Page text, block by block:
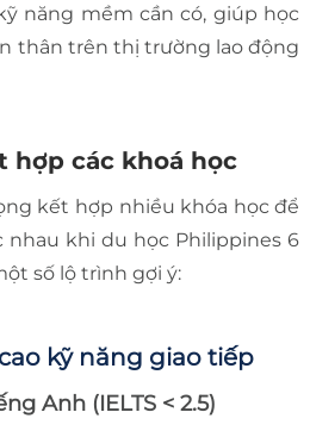
năng mềm cần có, giúp học
thân trên thị trường lao động
hợp các khoá học
kết hợp nhiều khóa học để
khi du học Philippines 6
số lộ trình gợi ý:
kỹ năng giao tiếp
Anh (IELTS < 2.5)